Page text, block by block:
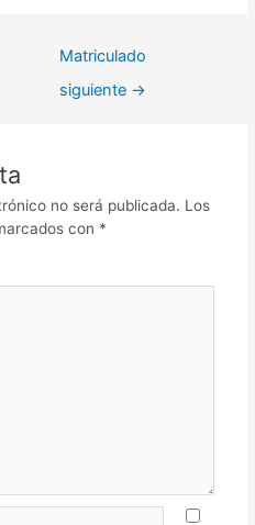
Matriculado
siguiente →
no será publicada. Los
con *